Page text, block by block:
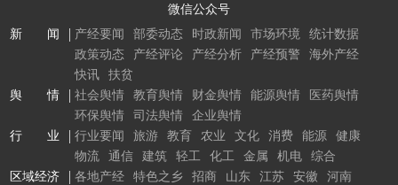
微信公众号
新 闻
产经要闻 部委动态 时政新闻 市场环境
统计数据
政策动态
产经评论 产经分析 产经预警
海外产经
快讯
扶贫
舆 情
社会舆情 教育舆情 财金舆情 能源舆情
医药舆情
环保舆情
司法舆情
企业舆情
行 业
行业要闻 旅游 教育 农业 文化 消费 能源
健康
物流
通信 建筑 轻工 化工 金属 机电
综合
区域经济
各地产经 特色之乡 招商 山东 江苏 安徽
河南